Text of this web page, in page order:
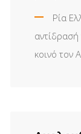
Ρία
κοινό τον